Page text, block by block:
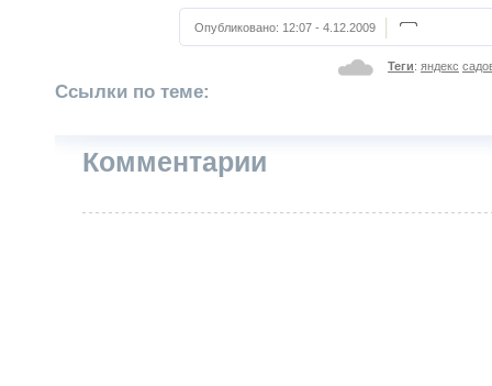
Опубликовано: 12:07 - 4.12.2009
Теги: яндекс
Ссылки по теме:
Комментарии